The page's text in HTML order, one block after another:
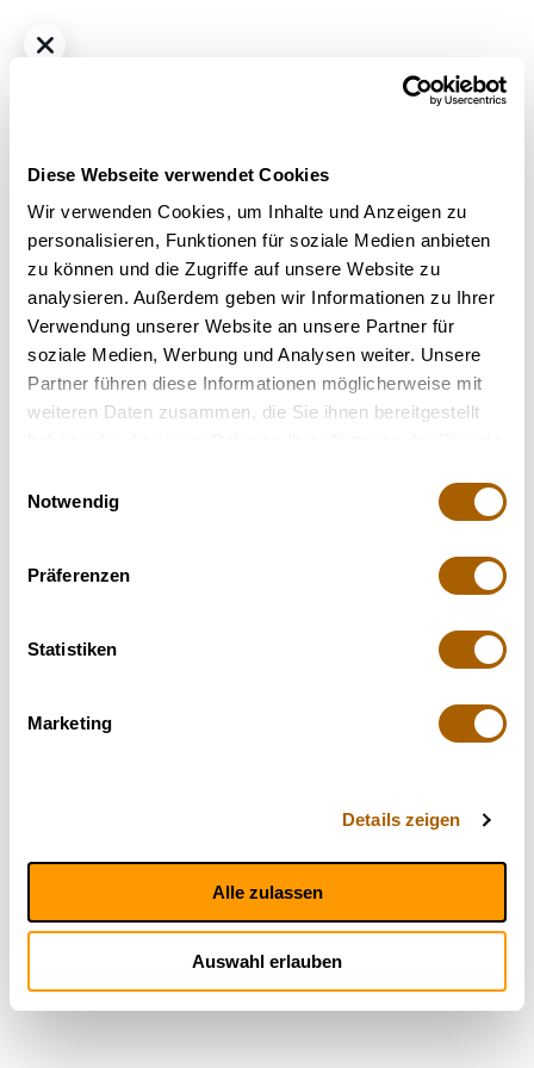
Diese Webseite verwendet Cookies
Wir verwenden Cookies, um Inhalte und Anzeigen zu
personalisieren, Funktionen für soziale Medien anbieten
zu können und die Zugriffe auf unsere Website zu
analysieren. Außerdem geben wir Informationen zu Ihrer
Verwendung unserer Website an unsere Partner für
soziale Medien, Werbung und Analysen weiter. Unsere
Partner führen diese Informationen möglicherweise mit
weiteren Daten zusammen, die Sie ihnen bereitgestellt
Notwendig
Präferenzen
Statistiken
Marketing
Details zeigen
Alle zulassen
Auswahl erlauben
Hybrid THC27% CBD1%
Slouu 27/1 CDO Chem Dawg OG
Bestrahlung: nicht bestrahlt
Strain: Chem Dawg OG